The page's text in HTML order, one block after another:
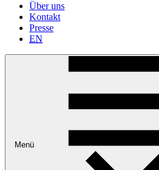
Über uns
Kontakt
Presse
EN
Menü